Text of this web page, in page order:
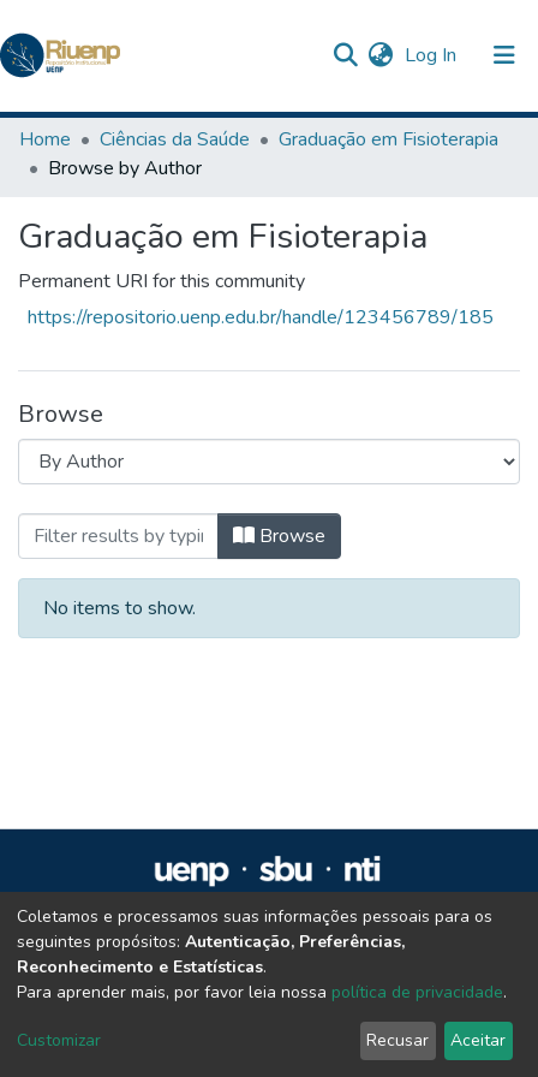
Log In (current)
Communities & Collections
Browse DSpace
Home Ciências da Saúde
Graduação em Fisioterapia
Browse by Author
Graduação em Fisioterapia
Permanent URI for this community
https://repositorio.uenp.edu.br/handle/123456789/185
Browse
Browsing Graduação em Fisioterapia by
Browse
No items to show.
Repositório Institucional da UENP
repositorio@uenp.edu.br
Cookie settings | Privacy policy | End User Agreement Send Feedback
Coletamos e processamos suas informações pessoais para os
seguintes propósitos: Autenticação, Preferências,
Reconhecimento e Estatísticas.
Para aprender mais, por favor leia nossa política de privacidade.
Customizar Recusar Aceitar